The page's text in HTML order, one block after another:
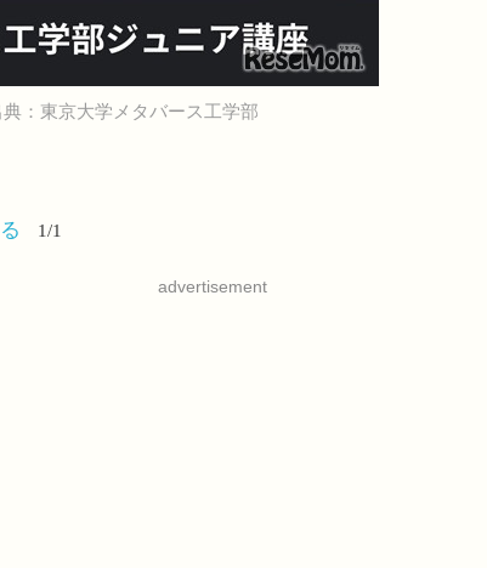
典：東京大学メタバース工学部
1/1
advertisement